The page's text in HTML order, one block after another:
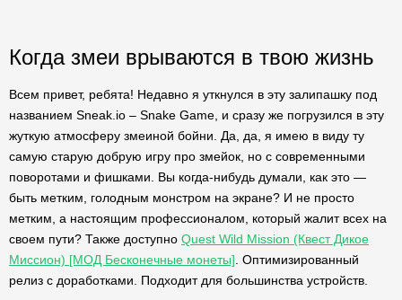
Когда змеи врываются в твою жизнь
Всем привет, ребята! Недавно я уткнулся в эту залипашку под
названием Sneak.io – Snake Game, и сразу же погрузился в эту
жуткую атмосферу змеиной бойни. Да, да, я имею в виду ту
самую старую добрую игру про змейок, но с современными
поворотами и фишками. Вы когда-нибудь думали, как это —
быть метким, голодным монстром на экране? И не просто
метким, а настоящим профессионалом, который жалит всех на
своем пути? Также доступно Quest Wild Mission (Квест Дикое
Миссион) [МОД Бесконечные монеты] . Оптимизированный
релиз с доработками. Подходит для большинства устройств.